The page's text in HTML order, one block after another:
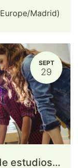
Europe/Madrid)
SEPT
29
PAREKATU: homologación de estudios cursados en el extranjero (copia)